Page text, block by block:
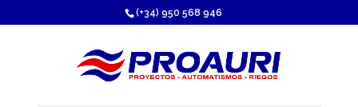
(+34) 950 568 946